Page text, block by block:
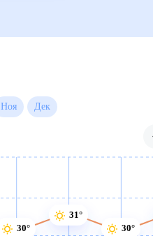
Окт Ноя
30°
31°
30°